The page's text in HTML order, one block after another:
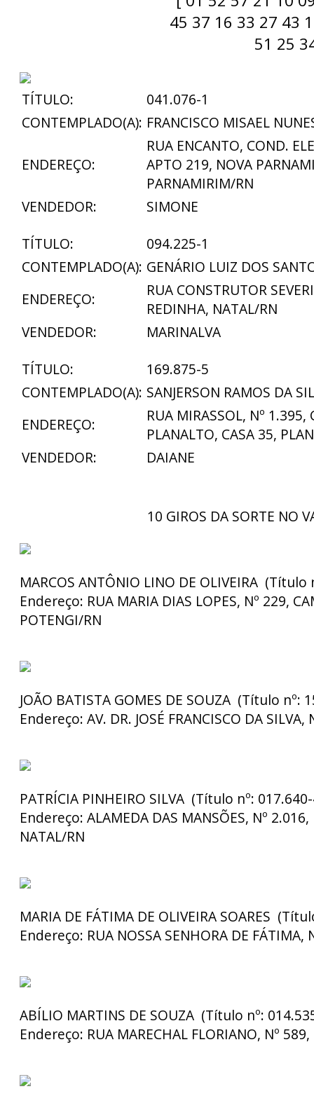
45 37 16 33 27 43
51 25
TÍTULO:
041.076-1
CONTEMPLADO(A): FRANCISCO MISAEL
ENDEREÇO:
RUA ENCANTO, COND.
APTO 219, NOVA
PARNAMIRIM/RN
VENDEDOR:
SIMONE
TÍTULO:
094.225-1
CONTEMPLADO(A): GENÁRIO LUIZ DOS
ENDEREÇO:
RUA CONSTRUTOR
REDINHA, NATAL/RN
VENDEDOR:
MARINALVA
TÍTULO:
169.875-5
CONTEMPLADO(A): SANJERSON RAMOS DA
ENDEREÇO:
RUA MIRASSOL, Nº
PLANALTO, CASA 35,
VENDEDOR:
DAIANE
10 GIROS DA SORTE NO
MARCOS ANTÔNIO LINO DE OLIVEIRA (Título
Endereço: RUA MARIA DIAS LOPES, Nº 229,
POTENGI/RN
JOÃO BATISTA GOMES DE SOUZA (Título nº:
Endereço: AV. DR. JOSÉ FRANCISCO DA
PATRÍCIA PINHEIRO SILVA (Título nº:
Endereço: ALAMEDA DAS MANSÕES, Nº
NATAL/RN
MARIA DE FÁTIMA DE OLIVEIRA SOARES
Endereço: RUA NOSSA SENHORA DE FÁTIMA,
ABÍLIO MARTINS DE SOUZA (Título nº:
Endereço: RUA MARECHAL FLORIANO, Nº